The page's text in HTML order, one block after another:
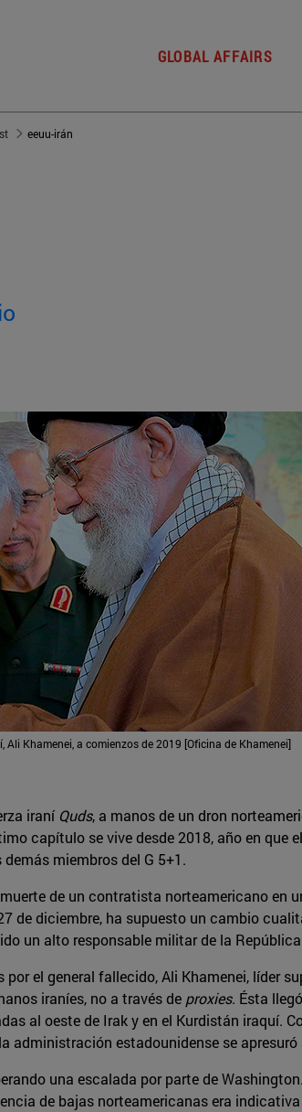
GLOBAL AFFAIRS
eeuu-irán
Khamenei, a comienzos de 2019 [Oficina de Khamenei]
iraní Quds, a manos de un dron
capítulo se vive desde 2018, año en que
miembros del G 5+1.
de un contratista norteamericano en
de diciembre, ha supuesto un cambio
un alto responsable militar de la
el general fallecido, Ali Khamenei, líder
iraníes, no a través de proxies. Ésta
al oeste de Irak y en el Kurdistán iraquí.
estadounidense se
una escalada por parte de
de bajas norteamericanas era